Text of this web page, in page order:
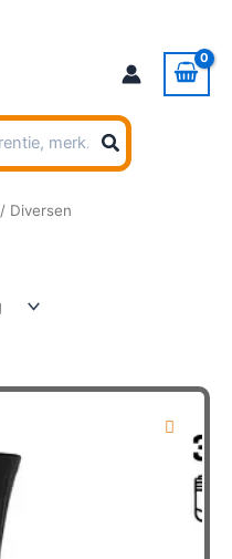
/ Diversen